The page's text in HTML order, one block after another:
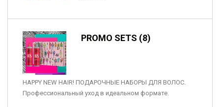
PROMO SETS (8)
HAPPY NEW HAIR! ПОДАРОЧНЫЕ НАБОРЫ ДЛЯ ВОЛОС.
Профессиональный уход в идеальном формате.